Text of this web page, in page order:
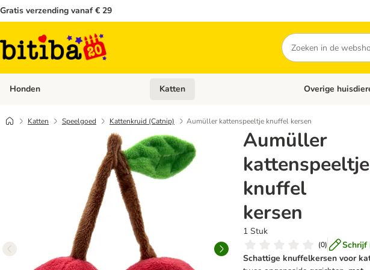
Gratis verzending vanaf € 29
Zoeken
Honden Open categoriemenu: Honden
Katten Open
Overige
Katten Speelgoed Kattenkruid (Catnip) Aumüller kattenspeeltje knuffel kersen
Aumüller
kattenspeeltje
knuffel
kersen
1 Stuk
(0)
Schrijf
Schattige knuffelkersen voor